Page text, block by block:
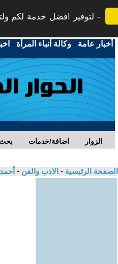
لتوفير افضل خدمة لكم
أخبار عامة -وكالة أنباء المرأة -
اضافة/خدمات الزوار
الصفحة الرئيسية - الادب والفن -